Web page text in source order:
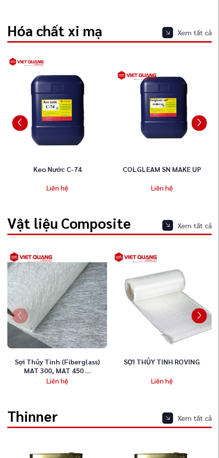
Hóa chất xi mạ Xem tất cả
Keo Nước C-74
Liên hệ
COLGLEAM SN MAKE UP
Liên hệ
Vật liệu Composite Xem tất cả
Sợi Thủy Tinh (Fiberglass)
MAT 300, MAT 450 ...
Liên hệ
SỢI THỦY TINH ROVING
Liên hệ
Thinner Xem tất cả